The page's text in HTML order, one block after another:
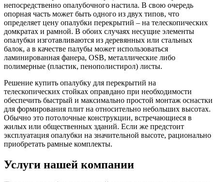
непосредственно опалубочного настила. В свою очередь
опорная часть может быть одного из двух типов, что
определяет цену опалубки перекрытий – на телескопических
домкратах и рамной. В обоих случаях несущие элементы
опалубки изготавливаются из деревянных или стальных
балок, а в качестве палубы может использоваться
ламинированная фанера, OSB, металлические либо
полимерные (пластик, пенополистирол) листы.
Решение купить опалубку для перекрытий на
телескопических стойках оправдано при необходимости
обеспечить быстрый и максимально простой монтаж оснастки
для формирования плит на относительно небольших высотах.
Обычно это потолочные конструкции, встречающиеся в
жилых или общественных зданий. Если же предстоит
эксплуатация опалубки на значительной высоте, рационально
приобретать рамные комплекты.
Услуги нашей компании